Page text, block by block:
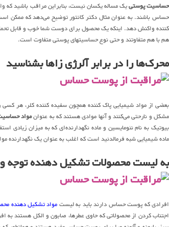
حساسیت پوستییک مساله یکسان نیست، بنابراین مراقب باشید که
حساس باشند. به عنوان مثال دکتر کانتور توضیح می‌دهد که ممکن
کننده واکنش دهد. اینکه یک محصول برای دوست شما خوب و قابل
هم با هم متفاوتند و حتی نوع حساسیتهای پوستی متفاوت است.
محرک‌ها را در برابر آلرژی زاها بشناسید
بعضی از مواد شیمیایی پاک کننده همچون سفیده کننده کلر، هر کسی
مشکل و نارحتی می‌کنند و آنها موادی هستند که به عنوانمواد
بیوتیک به نام نئومایسین و ماده‌ نگهدارنده‌ای که به میزان زیادی
ماده شیمیایی شبه فرمالدئید است که اغلب به عنوان یک
به لیست محصولات تشکیل دهنده توجه
افرادی که پوست حساس دارند باید به لیستمواد تشکیل دهنده
اجتناب کردن از محصولاتی که حاوی عطرها، صابون و الکل هستند